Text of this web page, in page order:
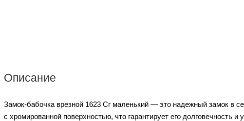
Описание
Замок-бабочка врезной 1623 Cr маленький — это надежный замок в
c хромированной поверхностью, что гарантирует его долговечность